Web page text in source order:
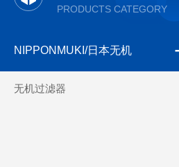
PRODUCTS CATEGORY
NIPPONMUKI/日本无机
无机过滤器